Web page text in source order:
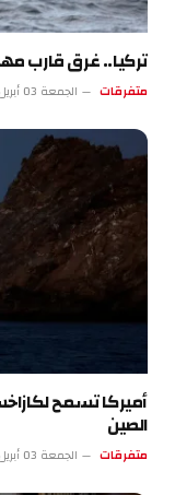
تركيا.. غرق قارب مهاجرين
متفرقات الجمعة 03 أبريل 9:21 م
أميركا تسمح
الصين
متفرقات الجمعة 03 أبريل 4:20 م